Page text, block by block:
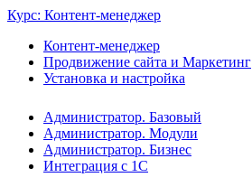
Курс: Контент-менеджер
Контент-менеджер
Продвижение сайта и Маркетинг
Установка и настройка
Администратор. Базовый
Администратор. Модули
Администратор. Бизнес
Интеграция с 1С